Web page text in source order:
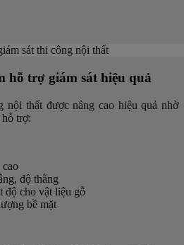
sát thi công nội thất
hỗ trợ giám sát hiệu quả
nội thất được nâng cao hiệu quả nhờ
trợ:
cao
độ thẳng
độ cho vật liệu gỗ
bề mặt